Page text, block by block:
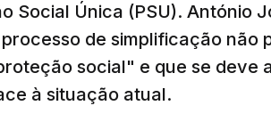
Social Única (PSU). António
de simplificação não
social" e que se deve
à situação atual.